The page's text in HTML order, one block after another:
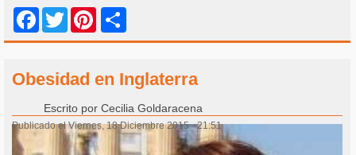
Facebook
Twitter Pinterest
Obesidad en Inglaterra
Escrito por Cecilia Goldaracena
Publicado el Viernes, 18 Diciembre 2015 - 21:51